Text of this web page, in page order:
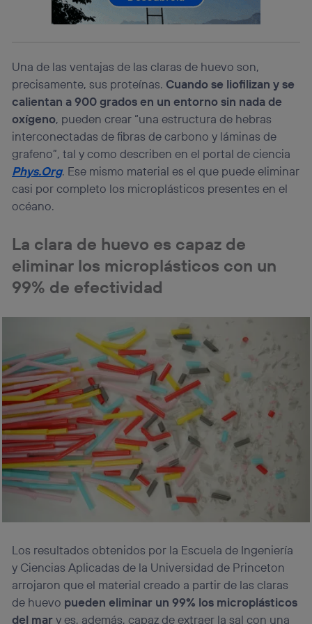
Una de las ventajas de las claras de huevo son,
precisamente, sus proteínas. Cuando se liofilizan y se
calientan a 900 grados en un entorno sin nada de
oxígeno, pueden crear “una estructura de hebras
interconectadas de fibras de carbono y láminas de
grafeno”, tal y como describen en el portal de ciencia
Phys.Org. Ese mismo material es el que puede eliminar
casi por completo los microplásticos presentes en el
océano.
La clara de huevo es capaz de
eliminar los microplásticos con un
99% de efectividad
Los resultados obtenidos por la Escuela de Ingeniería
y Ciencias Aplicadas de la Universidad de Princeton
arrojaron que el material creado a partir de las claras
de huevo pueden eliminar un 99% los microplásticos
del mary es, además, capaz de extraer la sal con una
lo que cualquier persona que conecte su dispositivo y
consienta el uso de la tecnología recibirá el mismo
el marketing o análisis se realizará en función de las
actividades de navegación de los miembros del hogar
que hayan dado su consentimiento.
Si utilizasdatos móviles, el marketing será más
personalizado, ya que se basará únicamente en la
navegación del usuario del móvil.
Puedes gestionar los consentimientos Utiq seleccionando
“Administrar Utiq” en la parte inferior de esta página web o
visitando el portal de privacidad de Utiq
(“consenthub”). Para más información, consulta
la política de privacidad de Utiq